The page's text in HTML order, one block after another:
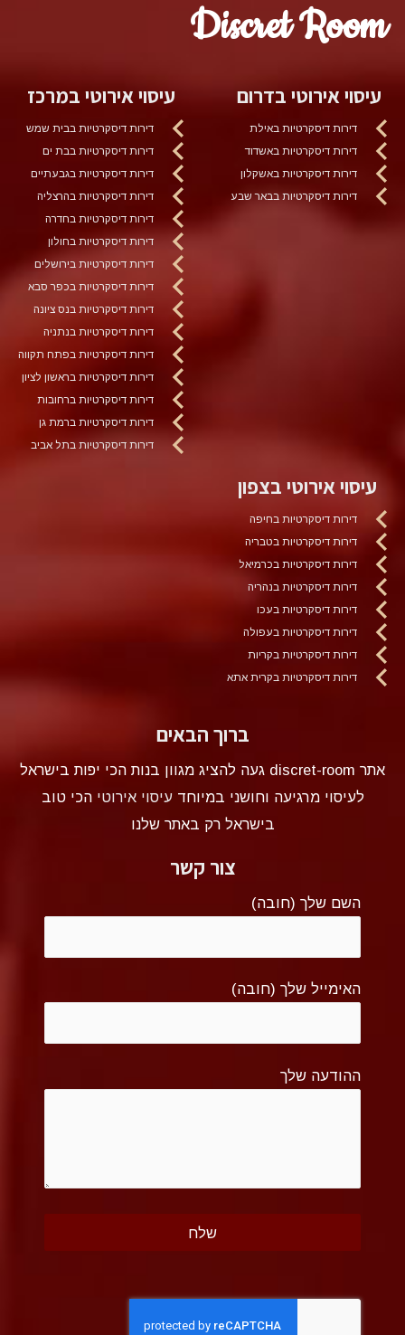
Discret Room
עיסוי אירוטי בדרום
דירות דיסקרטיות באילת
דירות דיסקרטיות באשדוד
דירות דיסקרטיות באשקלון
דירות דיסקרטיות בבאר שבע
עיסוי אירוטי במרכז
דירות דיסקרטיות בבית שמש
דירות דיסקרטיות בבת ים
דירות דיסקרטיות בגבעתיים
דירות דיסקרטיות בהרצליה
דירות דיסקרטיות בחדרה
דירות דיסקרטיות בחולון
דירות דיסקרטיות בירושלים
דירות דיסקרטיות בכפר סבא
דירות דיסקרטיות בנס ציונה
דירות דיסקרטיות בנתניה
דירות דיסקרטיות בפתח תקווה
דירות דיסקרטיות בראשון לציון
דירות דיסקרטיות ברחובות
דירות דיסקרטיות ברמת גן
דירות דיסקרטיות בתל אביב
עיסוי אירוטי בצפון
דירות דיסקרטיות בחיפה
דירות דיסקרטיות בטבריה
דירות דיסקרטיות בכרמיאל
דירות דיסקרטיות בנהריה
דירות דיסקרטיות בעכו
דירות דיסקרטיות בעפולה
דירות דיסקרטיות בקריות
דירות דיסקרטיות בקרית אתא
ברוך הבאים
אתר discret-room געה להציג מגוון בנות הכי יפות בישראל
לעיסוי מרגיעה וחושני במיוחדעיסוי אירוטי הכי טוב
בישראל רק באתר שלנו
צור קשר
השם שלך (חובה)
האימייל שלך (חובה)
ההודעה שלך